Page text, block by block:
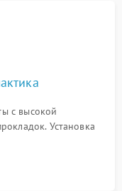
с высокой
Установка
Предварительная